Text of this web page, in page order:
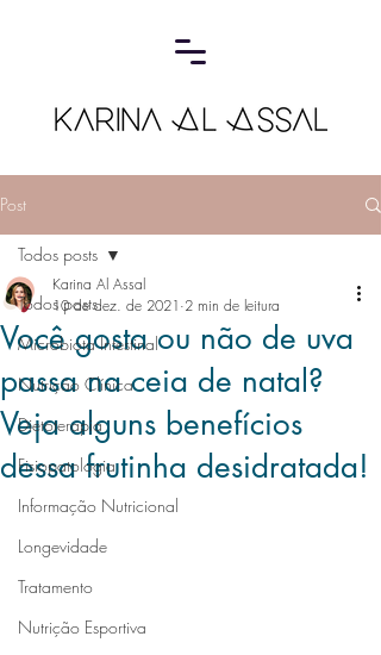
Post
Todos posts
Microbiota Intestinal
Nutrição Clínica
Dietoterapia
Fisiopatologia
Informação Nutricional
Longevidade
Tratamento
Nutrição Esportiva
Todos posts
Você gosta ou não de uva
passa na ceia de natal?
Veja alguns benefícios
dessa frutinha desidratada!
Karina Al Assal
10 de dez. de 2021 2 min de leitura